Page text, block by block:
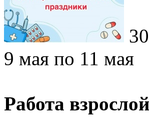
9 мая по 11 мая
Работа